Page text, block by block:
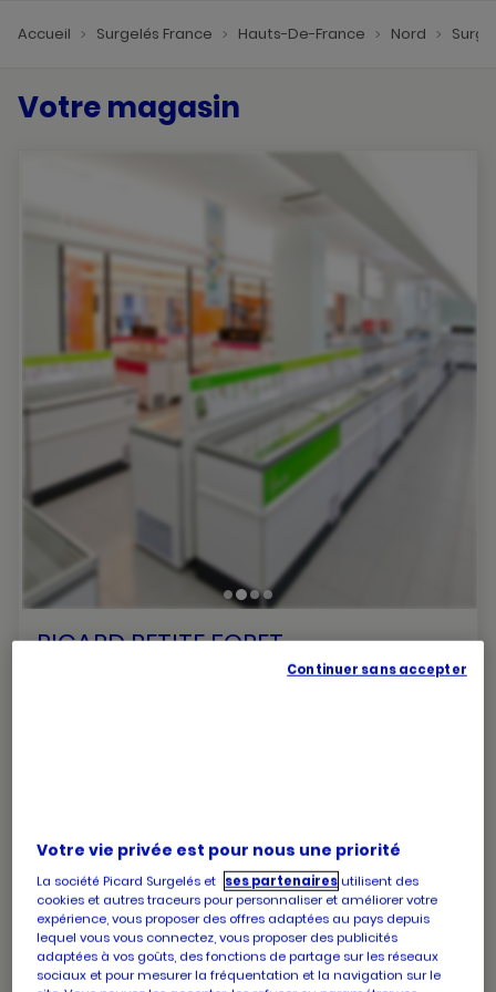
Accueil Surgelés France Hauts-De-France Nord
Votre magasin
PICARD PETITE FORET
téléphone
Les horaires de votre magasin PICARD PETITE FORET
Horaires
d'ouverture
d'aujourd'hui
Lundi 09:00-13:00
14:30-
Horaires
d'ouverture
Mardi 09:00-13:00
14:30- 19:30
Votre vie privée est pour nous une priorité
La société Picard Surgelés et ses partenairesutilisent des
cookies et autres traceurs pour personnaliser et améliorer votre
expérience, vous proposer des offres adaptées au pays depuis
lequel vous vous connectez, vous proposer des publicités
adaptées à vos goûts, des fonctions de partage sur les réseaux
sociaux et pour mesurer la fréquentation et la navigation sur le
Continuer sans accepter